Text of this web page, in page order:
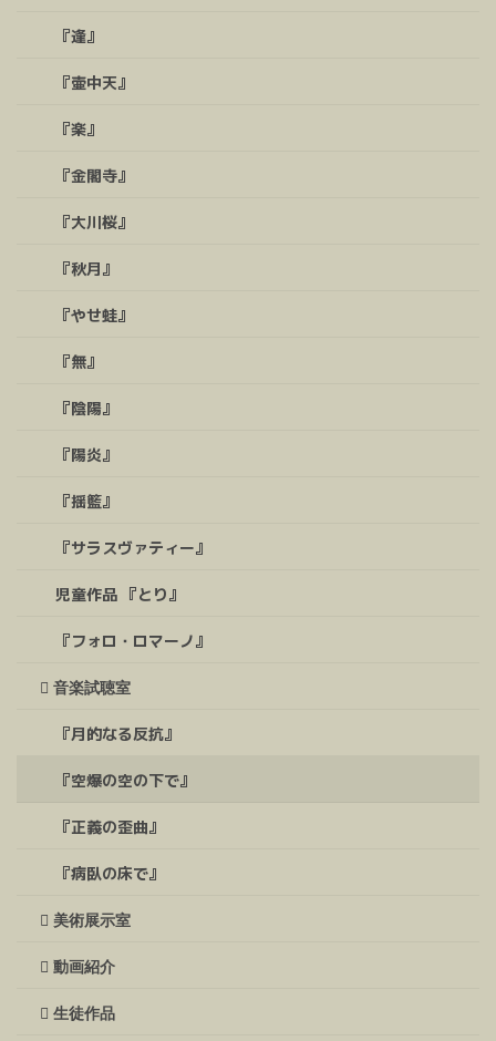
『逢』
『壷中天』
『楽』
『金閣寺』
『大川桜』
『秋月』
『やせ蛙』
『無』
『陰陽』
『陽炎』
『揺籃』
『サラスヴァティー』
児童作品 『とり』
『フォロ・ロマーノ』
音楽試聴室
『月的なる反抗』
『空爆の空の下で』
『正義の歪曲』
『病臥の床で』
美術展示室
動画紹介
生徒作品